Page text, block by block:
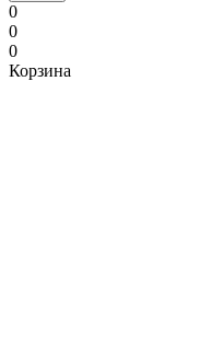
0
0
0
Корзина